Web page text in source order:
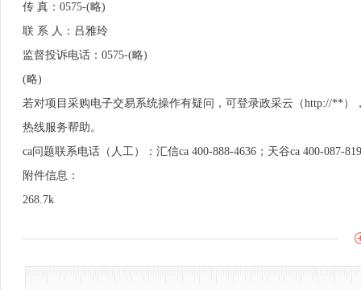
传 真：0575-(略)
联 系 人：吕雅玲
监督投诉电话：0575-(略)
(略)
若对项目采购电子交易系统操作有疑问，可登录政采云（http://**
热线服务帮助。
ca问题联系电话（人工）：汇信ca 400-888-4636；天谷ca 400-087-
附件信息：
268.7k